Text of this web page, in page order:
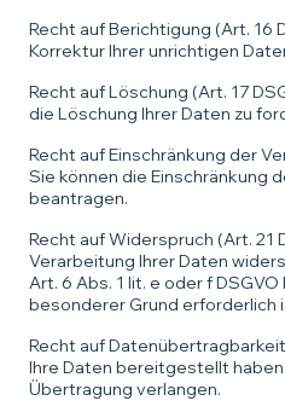
Recht auf Berichtigung (Art. 16
Korrektur Ihrer unrichtigen
Recht auf Löschung (Art. 17
die Löschung Ihrer Daten zu
Recht auf Einschränkung der
Sie können die Einschränkung
beantragen.
Recht auf Widerspruch (Art. 21
Verarbeitung Ihrer Daten
Art. 6 Abs. 1 lit. e oder f
besonderer Grund erforderlich
Recht auf
Ihre Daten bereitgestellt
Übertragung verlangen.